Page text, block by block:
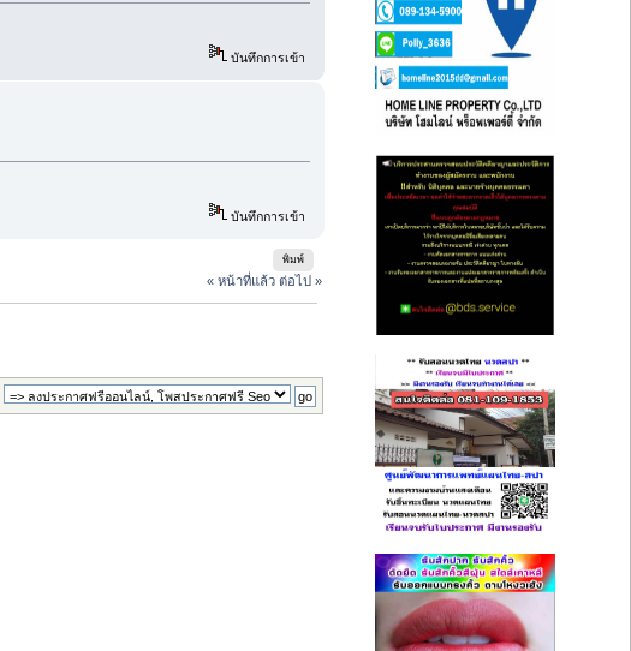
บันทึกการเข้า
บันทึกการเข้า
พิมพ์
« หน้าที่แล้ว ต่อไป »